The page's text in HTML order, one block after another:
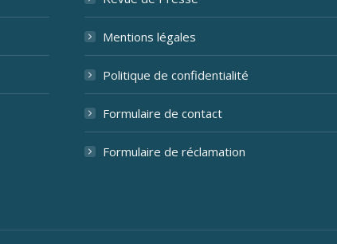
Mentions légales
Politique de confidentialité
Formulaire de contact
Formulaire de réclamation